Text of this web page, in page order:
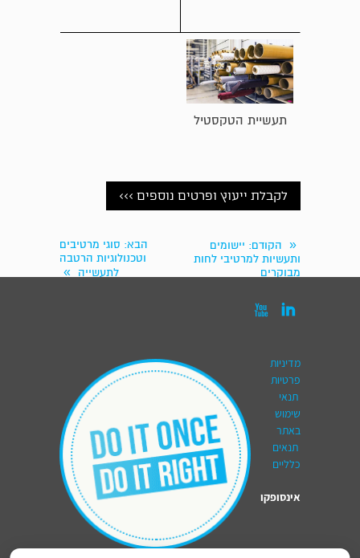
תעשיית הטקסטיל
לקבלת ייעוץ ופרטים נוספים >>>
« הקודם: יישומים
ותעשיות למרטיבי לחות
מבוקרים
הבא: סוגי מרטיבים
וטכנולוגיות הרטבה
לתעשייה »
 
מדיניות
פרטיות
תנאי
שימוש
באתר
תנאים
כלליים
אינסופקו